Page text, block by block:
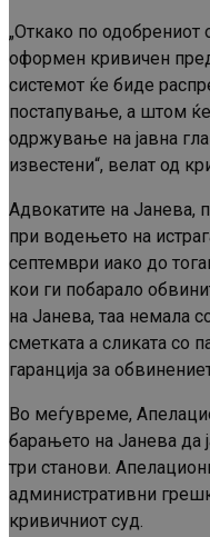
„Откако по одобрениот
оформен кривичен
системот ќе биде
постапување, а штом
одржување на јавна
известени“, велат од
Адвокатите на Јанева,
при водењето на
септември иако до
кои ги побарало
на Јанева, таа немала
сметката а сликата со
гаранција за
Во меѓувреме,
барањето на Јанева да
три станови.
административни
кривичниот суд.